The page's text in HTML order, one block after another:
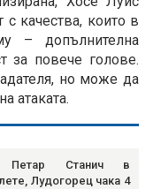
качества, които в
– допълнителна
за повече голове.
но може да
атаката.
Петар Станич в
Лудогорец чака 4